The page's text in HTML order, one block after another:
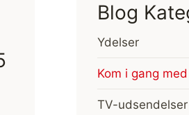
Blog
Ydelser
Kom i gang
TV-